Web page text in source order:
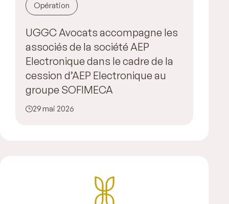
Opération
UGGC Avocats accompagne les
associés de la société AEP
Electronique dans le cadre de la
cession d’AEP Electronique au
groupe SOFIMECA
29 mai 2026